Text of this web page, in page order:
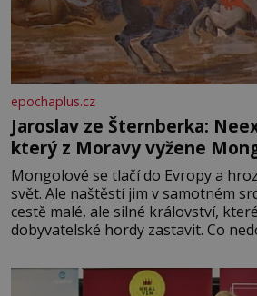
epochaplus.cz
Jaroslav ze Šternberka:
který z Moravy vyžene
Mongolové se tlačí do Evropy a
svět. Ale naštěstí jim v samotném
cestě malé, ale silné království,
dobyvatelské hordy zastavit. Co
král. Nebo že by ne? Mongolové
podél Kaspického a Azovského